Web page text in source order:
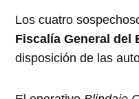
Los cuatro
Fiscalía General del
disposición de las